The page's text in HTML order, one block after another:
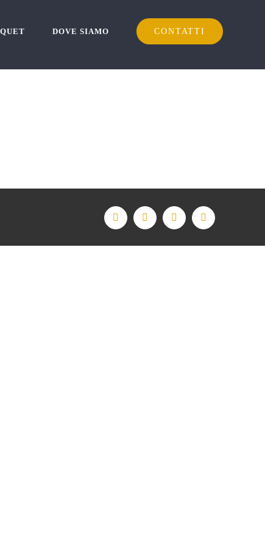
DOVE SIAMO CONTATTI
Facebook
X InstagramEmail